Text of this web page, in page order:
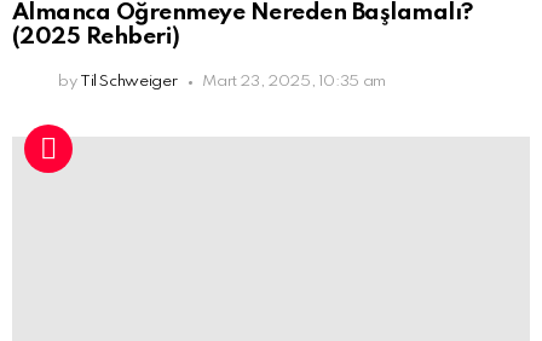
Almanca Öğrenmeye Nereden Başlamalı?
(2025 Rehberi)
by Til Schweiger Mart 23, 2025, 10:35 am